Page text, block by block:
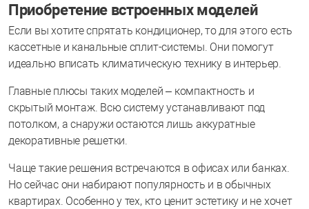
Приобретение встроенных моделей
Если вы хотите спрятать кондиционер, то для этого есть
кассетные и канальные сплит-системы. Они помогут
идеально вписать климатическую технику в интерьер.
Главные плюсы таких моделей – компактность и
скрытый монтаж. Всю систему устанавливают под
потолком, а снаружи остаются лишь аккуратные
декоративные решетки.
Чаще такие решения встречаются в офисах или банках.
Но сейчас они набирают популярность и в обычных
квартирах. Особенно у тех, кто ценит эстетику и не хочет